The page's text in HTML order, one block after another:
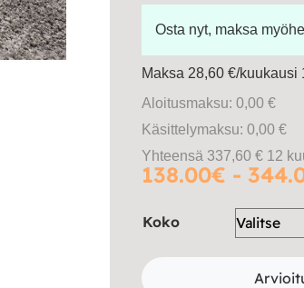
Osta nyt, maksa
Maksa 28,60 €/kuukausi
Aloitusmaksu: 0,00 €
Käsittelymaksu: 0,00 €
Yhteensä 337,60 € 12
138.00€ -
Koko